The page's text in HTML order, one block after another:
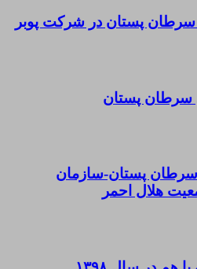
سرطان پستان در شرکت پوبر
سرطان پستان
سرطان پستان-سازمان
هلال احمر